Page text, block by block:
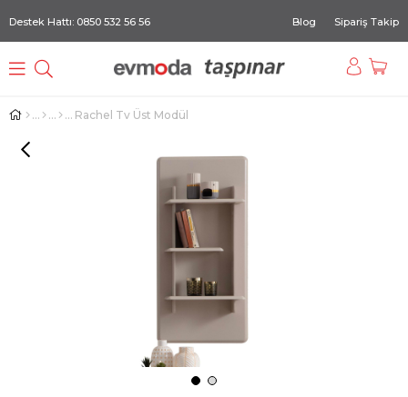
Destek Hattı: 0850 532 56 56 Blog Sipariş Takip
Rachel Tv Üst Modül